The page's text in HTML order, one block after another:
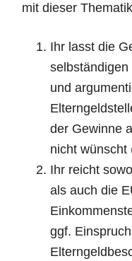
mit dieser
Ihr lasst die
und
der Gewinne
nicht wünscht
Ihr reicht
als auch die
ggf.